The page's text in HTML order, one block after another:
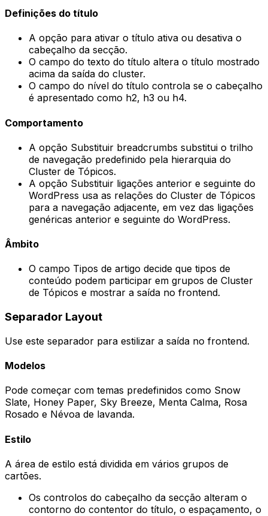
Definições do título
A opção para ativar o título ativa ou desativa o
cabeçalho da secção.
O campo do texto do título altera o título mostrado
acima da saída do cluster.
O campo do nível do título controla se o cabeçalho
é apresentado como h2, h3 ou h4.
Comportamento
A opção Substituir breadcrumbs substitui o trilho
de navegação predefinido pela hierarquia do
Cluster de Tópicos.
A opção Substituir ligações anterior e seguinte do
WordPress usa as relações do Cluster de Tópicos
para a navegação adjacente, em vez das ligações
genéricas anterior e seguinte do WordPress.
Âmbito
O campo Tipos de artigo decide que tipos de
conteúdo podem participar em grupos de Cluster
de Tópicos e mostrar a saída no frontend.
Separador Layout
Use este separador para estilizar a saída no frontend.
Modelos
Pode começar com temas predefinidos como Snow
Slate, Honey Paper, Sky Breeze, Menta Calma, Rosa
Rosado e Névoa de lavanda.
Estilo
A área de estilo está dividida em vários grupos de
cartões.
Os controlos do cabeçalho da secção alteram o
contorno do contentor do título, o espaçamento, o